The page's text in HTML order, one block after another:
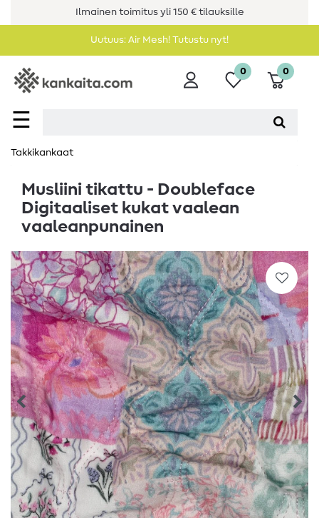
Ilmainen toimitus yli 150 € tilauksille
Uutuus: Air Mesh! Tutustu nyt!
☰
0 0
Takkikankaat
Musliini tikattu - Doubleface
Digitaaliset kukat vaalean
vaaleanpunainen